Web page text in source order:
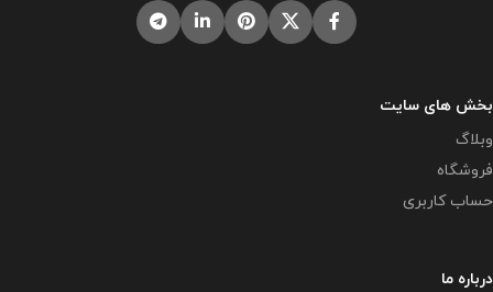
بخش های سایت
وبلاگ
فروشگاه
حساب کاربری
درباره ما